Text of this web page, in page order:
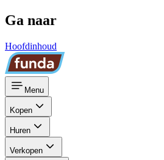
Ga naar
Hoofdinhoud
Menu
Kopen
Huren
Verkopen